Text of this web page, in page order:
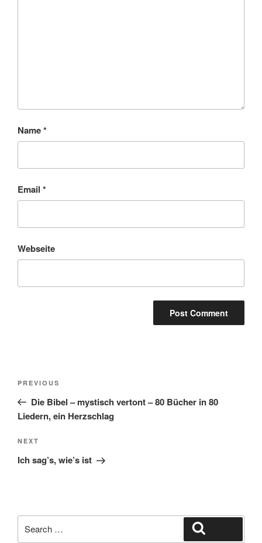
Name*
Email *
Webseite
Post
Previous
Post
PREVIOUS
Die Bibel – mystisch vertont – 80 Bücher in 80
Liedern, ein Herzschlag
Next
Post
NEXT
Ich sag’s, wie’s ist
for: